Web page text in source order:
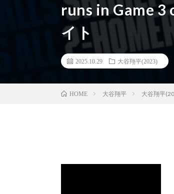
runs in Game 3
イト
2025.10.29 大谷翔平(2023)
HOME 大谷翔平 大谷翔平